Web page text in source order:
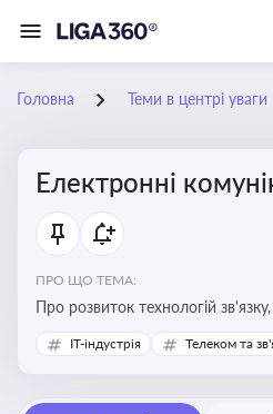
Головна Теми в центрі уваги
Електронні
ПРО ЩО ТЕМА:
Про розвиток технологій
законодавстві, регулювання
інновації в сфері мобільних та
IT-індустрія Телеком та